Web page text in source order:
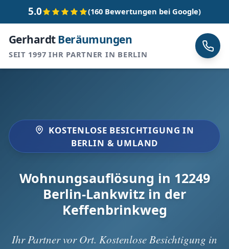
5.0 (160 Bewertungen bei Google)
GerhardtBeräumungen
SEIT 1997 IHR PARTNER IN BERLIN
KOSTENLOSE BESICHTIGUNG IN
BERLIN & UMLAND
Wohnungsauflösung in 12249
Berlin-Lankwitz in der
Keffenbrinkweg
Ihr Partner vor Ort. Kostenlose Besichtigung in